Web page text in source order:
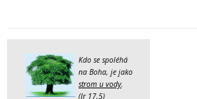
Kdo se spoléhá
na Boha, je jako
strom u vody
(Jr 17,5)